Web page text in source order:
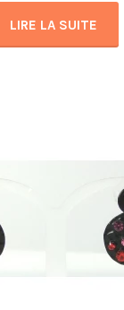
LIRE LA SUITE